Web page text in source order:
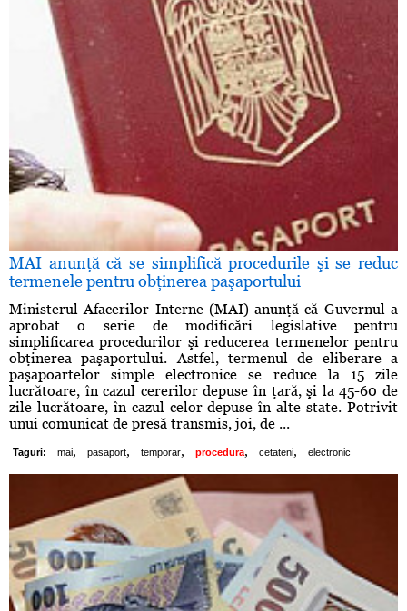
MAI anunţă că se simplifică procedurile şi se reduc
termenele pentru obţinerea paşaportului
Ministerul Afacerilor Interne (MAI) anunţă că Guvernul a
aprobat o serie de modificări legislative pentru
simplificarea procedurilor şi reducerea termenelor pentru
obţinerea paşaportului. Astfel, termenul de eliberare a
paşapoartelor simple electronice se reduce la 15 zile
lucrătoare, în cazul cererilor depuse în ţară, şi la 45-60 de
zile lucrătoare, în cazul celor depuse în alte state. Potrivit
unui comunicat de presă transmis, joi, de ...
Taguri: mai, pasaport, temporar, procedura, cetateni, electronic